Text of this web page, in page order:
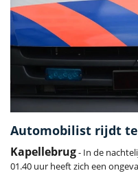
Automobilist rijdt
Kapellebrug- In de
01.40 uur heeft zich een